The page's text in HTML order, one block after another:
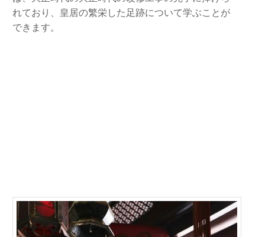
れており、皇居の繁栄した足跡について学ぶことが
できます。